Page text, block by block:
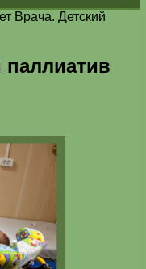
Врача. Детский
паллиатив